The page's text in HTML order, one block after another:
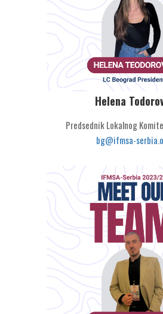
Helena
Predsednik Lokalnog
bg@ifmsa-